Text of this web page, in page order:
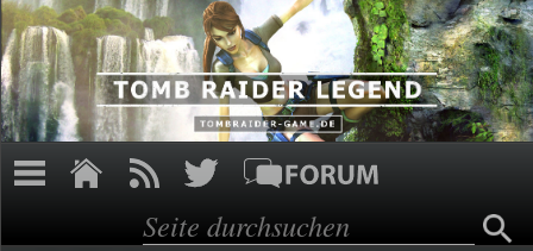
Direkt zum Inhalt
Suche